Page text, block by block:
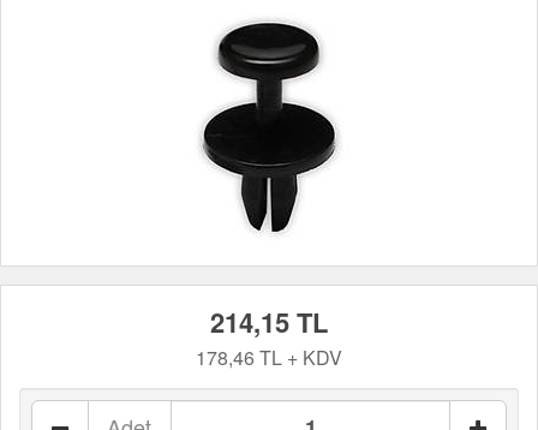
214,15 TL
178,46 TL + KDV